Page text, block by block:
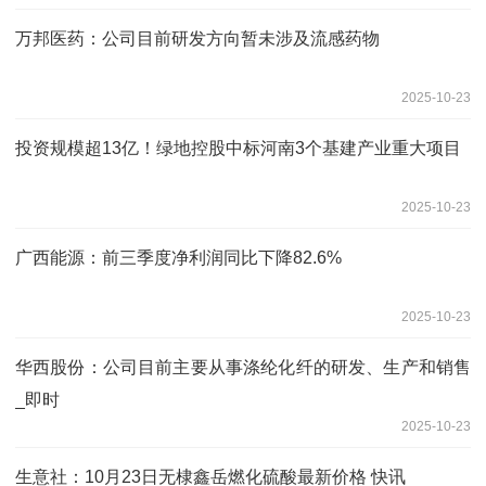
万邦医药：公司目前研发方向暂未涉及流感药物
2025-10-23
投资规模超13亿！绿地控股中标河南3个基建产业重大项目
2025-10-23
广西能源：前三季度净利润同比下降82.6%
2025-10-23
华西股份：公司目前主要从事涤纶化纤的研发、生产和销售
_即时
2025-10-23
生意社：10月23日无棣鑫岳燃化硫酸最新价格 快讯